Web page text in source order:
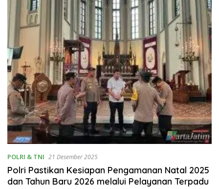
POLRI & TNI 21 Desember 2025
Polri Pastikan Kesiapan Pengamanan Natal 2025
dan Tahun Baru 2026 melalui Pelayanan Terpadu